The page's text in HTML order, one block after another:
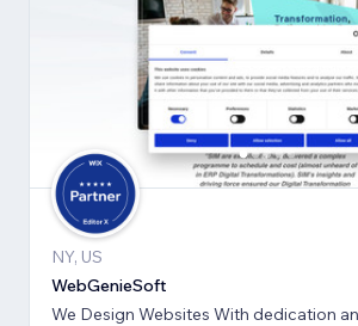
NY, US
WebGenieSoft
We Design Websites With dedication